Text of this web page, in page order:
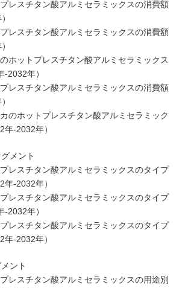
レスチタン酸アルミセラミックスの消費額
レスチタン酸アルミセラミックスの消費額
ホットプレスチタン酸アルミセラミックス
2032年）
レスチタン酸アルミセラミックスの消費額
のホットプレスチタン酸アルミセラミック
年-2032年）
メント
レスチタン酸アルミセラミックスのタイプ
-2032年）
レスチタン酸アルミセラミックスのタイプ
2032年）
レスチタン酸アルミセラミックスのタイプ
-2032年）
ント
レスチタン酸アルミセラミックスの用途別